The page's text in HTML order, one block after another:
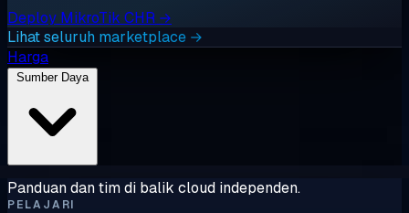
Deploy MikroTik CHR →
Lihat seluruh marketplace →
Harga
Sumber Daya
Panduan dan tim di balik cloud independen.
PELAJARI